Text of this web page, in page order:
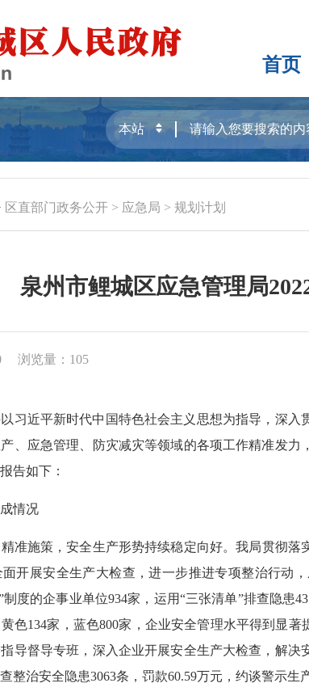
首页
区直部门政务公开 > 应急局 > 规划计划
泉州市鲤城区应急管理局
浏览量： 105
近平新时代中国特色社会主义思想为指导，深入
、应急管理、防灾减灾等领域的各项工作精准发
告如下：
情况
精准施策，安全生产形势持续稳定向好。我局贯彻落
开展安全生产大检查，进一步推进专项整治行动
制度的企事业单位934家，运用“三张清单”排查隐
色134家，蓝色800家，企业安全管理水平得到显
导督导专班，深入企业开展安全生产大检查，解
整治安全隐患3063条，罚款60.59万元，约谈警示生